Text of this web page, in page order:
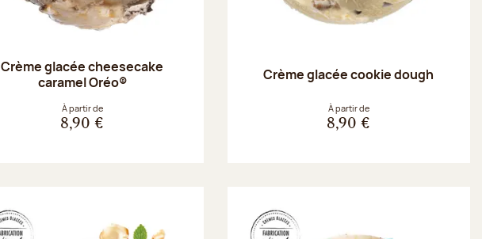
Crème glacée cheesecake
caramel Oréo®
À partir de
8,90 €
Crème glacée cookie dough
À partir de
8,90 €